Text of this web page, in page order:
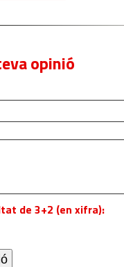
opinió
de 3+2 (en xifra):